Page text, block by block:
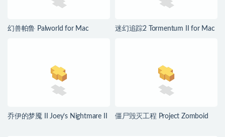
幻兽帕鲁 Palworld for Mac
迷幻追踪2 Tormentum II for Mac
乔伊的梦魇 II Joey’s Nightmare II
僵尸毁灭工程 Project Zomboid